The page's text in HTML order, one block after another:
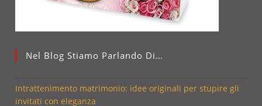
Nel Blog Stiamo Parlando Di…
Intrattenimento matrimonio: idee originali per stupire gli
invitati con eleganza